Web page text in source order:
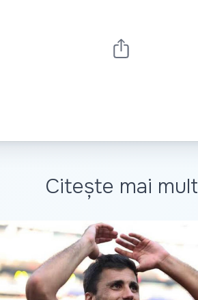
Citește mai mult